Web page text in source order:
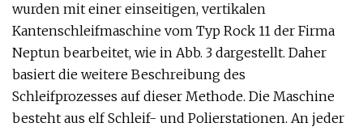
wurden mit einer einseitigen, vertikalen
Kantenschleifmaschine vom Typ Rock 11 der Firma
Neptun bearbeitet, wie in Abb. 3 dargestellt. Daher
basiert die weitere Beschreibung des
Schleifprozesses auf dieser Methode. Die Maschine
besteht aus elf Schleif- und Polierstationen. An jeder